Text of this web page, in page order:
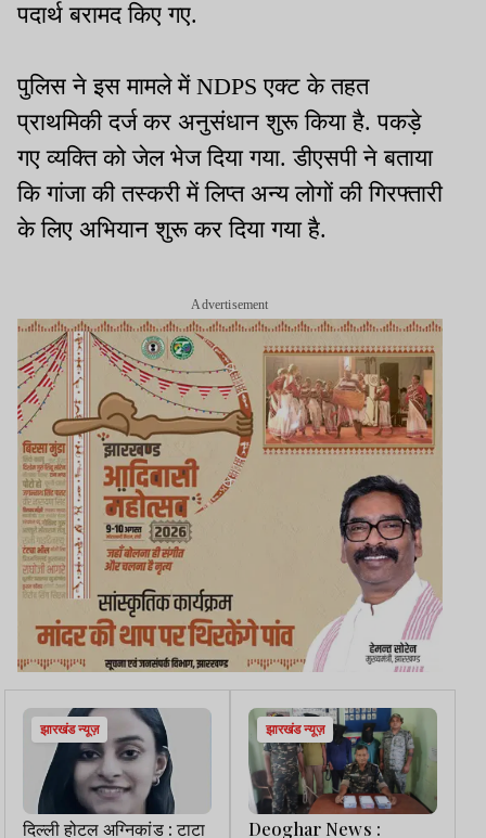
पदार्थ बरामद किए गए.
पुलिस ने इस मामले में NDPS एक्ट के तहत
प्राथमिकी दर्ज कर अनुसंधान शुरू किया है. पकड़े
गए व्यक्ति को जेल भेज दिया गया. डीएसपी ने बताया
कि गांजा की तस्करी में लिप्त अन्य लोगों की गिरफ्तारी
के लिए अभियान शुरू कर दिया गया है.
Advertisement
झारखंड न्यूज़
दिल्ली होटल अग्निकांड : टाटा
झारखंड न्यूज़
Deoghar News :